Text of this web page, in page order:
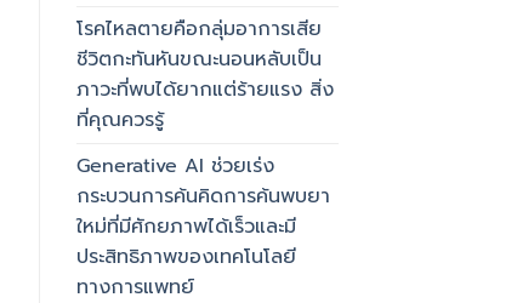
โรคไหลตายคือกลุ่มอาการเสีย
ชีวิตกะทันหันขณะนอนหลับเป็น
ภาวะที่พบได้ยากแต่ร้ายแรง สิ่ง
ที่คุณควรรู้
Generative AI ช่วยเร่ง
กระบวนการค้นคิดการค้นพบยา
ใหม่ที่มีศักยภาพได้เร็วและมี
ประสิทธิภาพของเทคโนโลยี
ทางการแพทย์